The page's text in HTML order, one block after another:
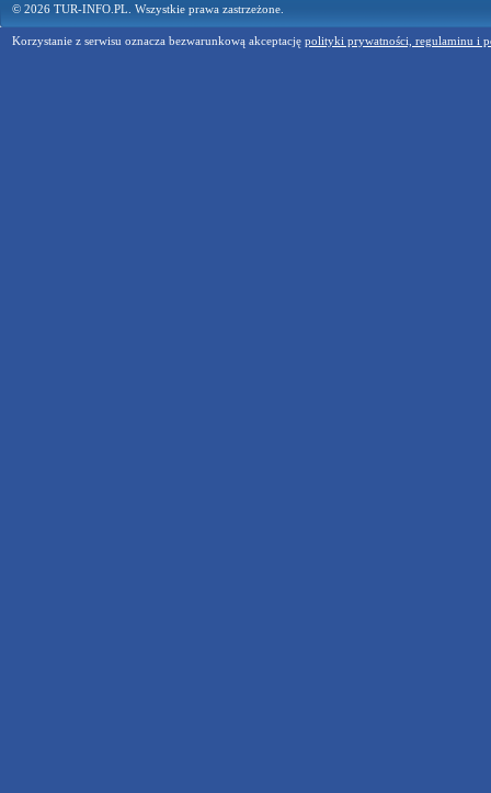
© 2026 TUR-INFO.PL. Wszystkie prawa zastrzeżone.
Korzystanie z serwisu oznacza bezwarunkową akceptację polityki prywatności, regulaminu i